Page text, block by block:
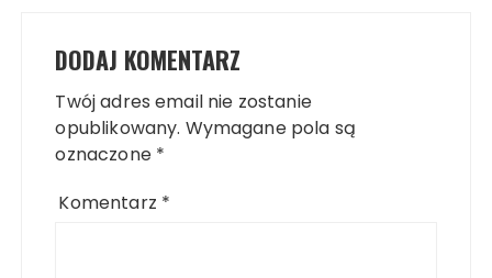
DODAJ KOMENTARZ
Twój adres email nie zostanie
opublikowany. Wymagane pola są
oznaczone *
Komentarz *